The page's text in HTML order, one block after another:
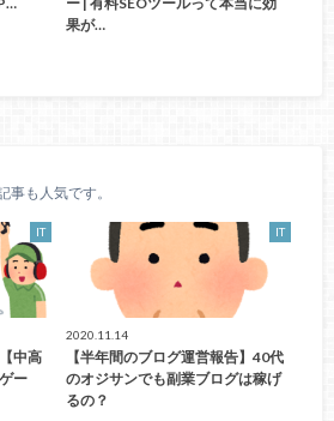
果が…
事も人気です。
IT
中高
ー
IT
2020.11.14
【半年間のブログ運営報告】40代
のオジサンでも副業ブログは稼げ
るの？